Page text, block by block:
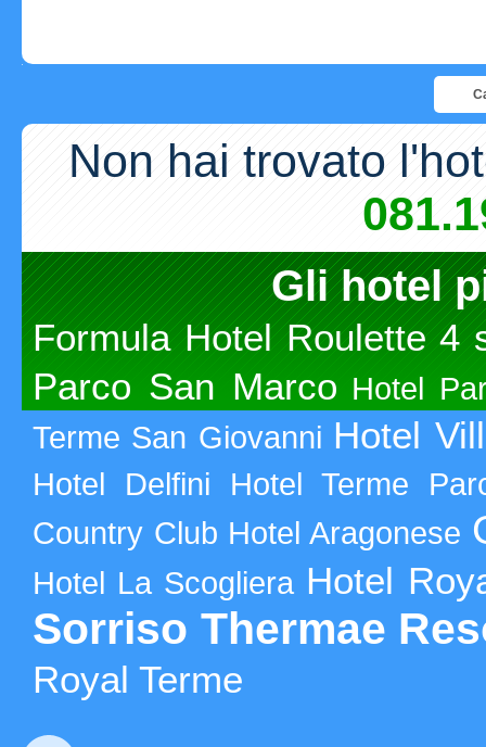
Non hai trovato
Gli hotel
Formula Hotel Roulette 4
Parco San Marco Hotel
Terme San Giovanni Hotel
Hotel Delfini
Hotel Terme
Country Club Hotel Aragonese
Hotel La Scogliera Hotel
Sorriso Thermae
Royal Terme